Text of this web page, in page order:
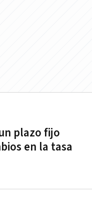
plazo fijo
en la tasa